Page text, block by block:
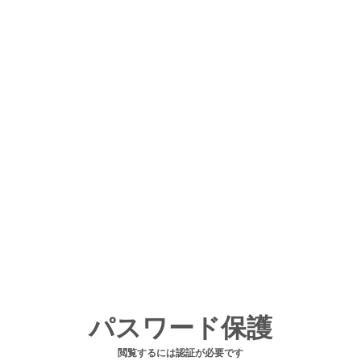
パスワード保護
閲覧するには認証が必要です